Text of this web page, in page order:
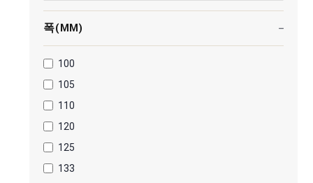
폭(MM)
100
105
110
120
125
133